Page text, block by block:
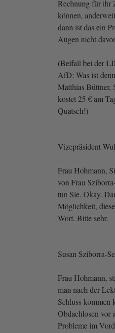
Rechnung für ihr
können,
dann ist das ein
Augen nicht
(Beifall bei der
AfD: Was ist
Matthias Büttner,
kostet 25 € am
Quatsch!)
Vizepräsident
Frau Hohmann,
von Frau
tun Sie. Okay.
Möglichkeit,
Wort. Bitte sehr.
Susan Sziborra-
Frau Hohmann,
man nach der
Schluss kommen
Obdachlosen vor
Probleme im